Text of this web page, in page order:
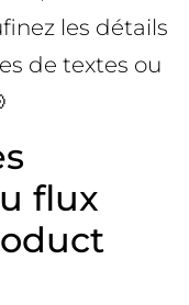
les détails
de textes ou
flux